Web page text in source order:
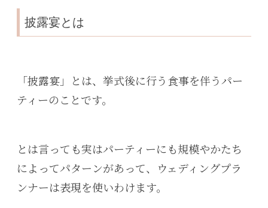
披露宴とは
「披露宴」とは、挙式後に行う食事を伴うパー
ティーのことです。
とは言っても実はパーティーにも規模やかたち
によってパターンがあって、ウェディングプラ
ンナーは表現を使いわけます。